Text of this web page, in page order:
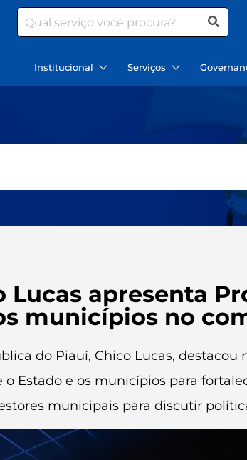
Search
Institucional Serviços
Lucas apresenta
municípios no
do Piauí, Chico Lucas,
Estado e os municípios para
municipais para discutir